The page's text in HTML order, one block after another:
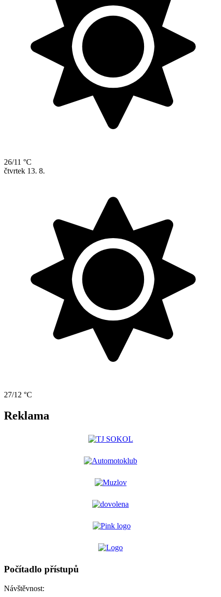
26/11 °C
čtvrtek 13. 8.
27/12 °C
Reklama
Počítadlo přístupů
Návštěvnost: